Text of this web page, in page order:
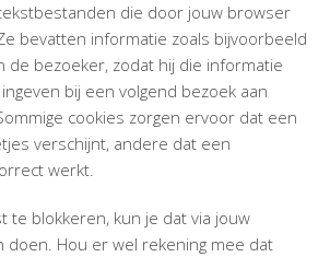
die door jouw browser
bevatten informatie zoals bijvoorbeeld
de bezoeker, zodat hij die informatie
bij een volgend bezoek aan
cookies zorgen ervoor dat een
verschijnt, andere dat een
werkt.
te blokkeren, kun je dat via jouw
doen. Hou er wel rekening mee dat